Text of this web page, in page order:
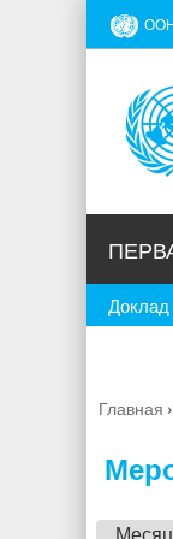
Доклад
Вы
Главная ›